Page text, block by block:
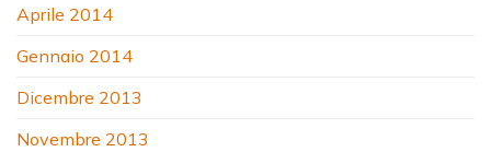
Aprile 2014
Gennaio 2014
Dicembre 2013
Novembre 2013